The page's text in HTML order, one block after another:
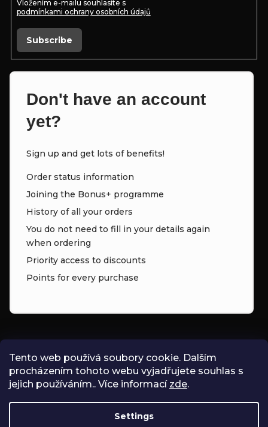
Tento web používá soubory cookie. Dalším
procházením tohoto webu vyjadřujete souhlas s
jejich používáním.. Více informací zde.
Settings
Vložením e-mailu souhlasíte s
podmínkami ochrany osobních údajů
Subscribe
Don't have an account
yet?
Sign up and get lots of benefits!
Order status information
Joining the Bonus+ programme
History of all your orders
You do not need to fill in your details again
when ordering
Priority access to discounts
Points for every purchase
INFO@ZNK.CZ